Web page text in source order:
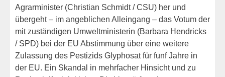
Agrarminister (Christian Schmidt / CSU) her und
übergeht – im angeblichen Alleingang – das Votum der
mit zuständigen Umweltministerin (Barbara Hendricks
/ SPD) bei der EU Abstimmung über eine weitere
Zulassung des Pestizids Glyphosat für funf Jahre in
der EU. Ein Skandal in mehrfacher Hinsicht und zu